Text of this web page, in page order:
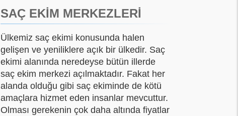
SAÇ EKİM MERKEZLERİ
Ülkemiz saç ekimi konusunda halen
gelişen ve yeniliklere açık bir ülkedir. Saç
ekimi alanında neredeyse bütün illerde
saç ekim merkezi açılmaktadır. Fakat her
alanda olduğu gibi saç ekiminde de kötü
amaçlara hizmet eden insanlar mevcuttur.
Olması gerekenin çok daha altında fiyatlar